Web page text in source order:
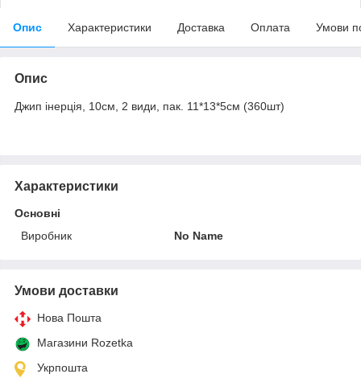
Опис Характеристики Доставка Оплата Умови
Опис
Джип інерція, 10см, 2 види, пак. 11*13*5см (360шт)
Характеристики
Основні
Виробник
No Name
Умови доставки
Нова Пошта
Магазини Rozetka
Укрпошта